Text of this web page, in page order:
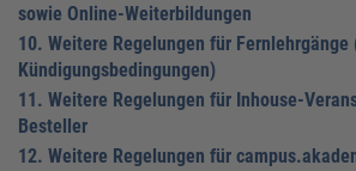
sowie Online-Weiterbildungen
10. Weitere Regelungen für
Kündigungsbedingungen)
11. Weitere Regelungen für Inhouse-
Besteller
12. Weitere Regelungen für